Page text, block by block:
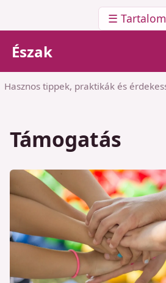
☰ Tartalom
Észak
Hasznos tippek, praktikák és
Támogatás